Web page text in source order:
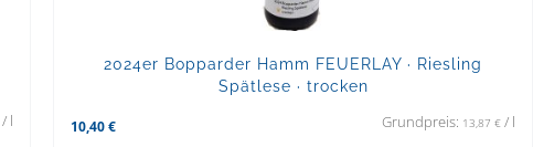
/ l
2024er Bopparder Hamm FEUERLAY · Riesling
Spätlese · trocken
10,40€ Grundpreis: 13,87 €/ l